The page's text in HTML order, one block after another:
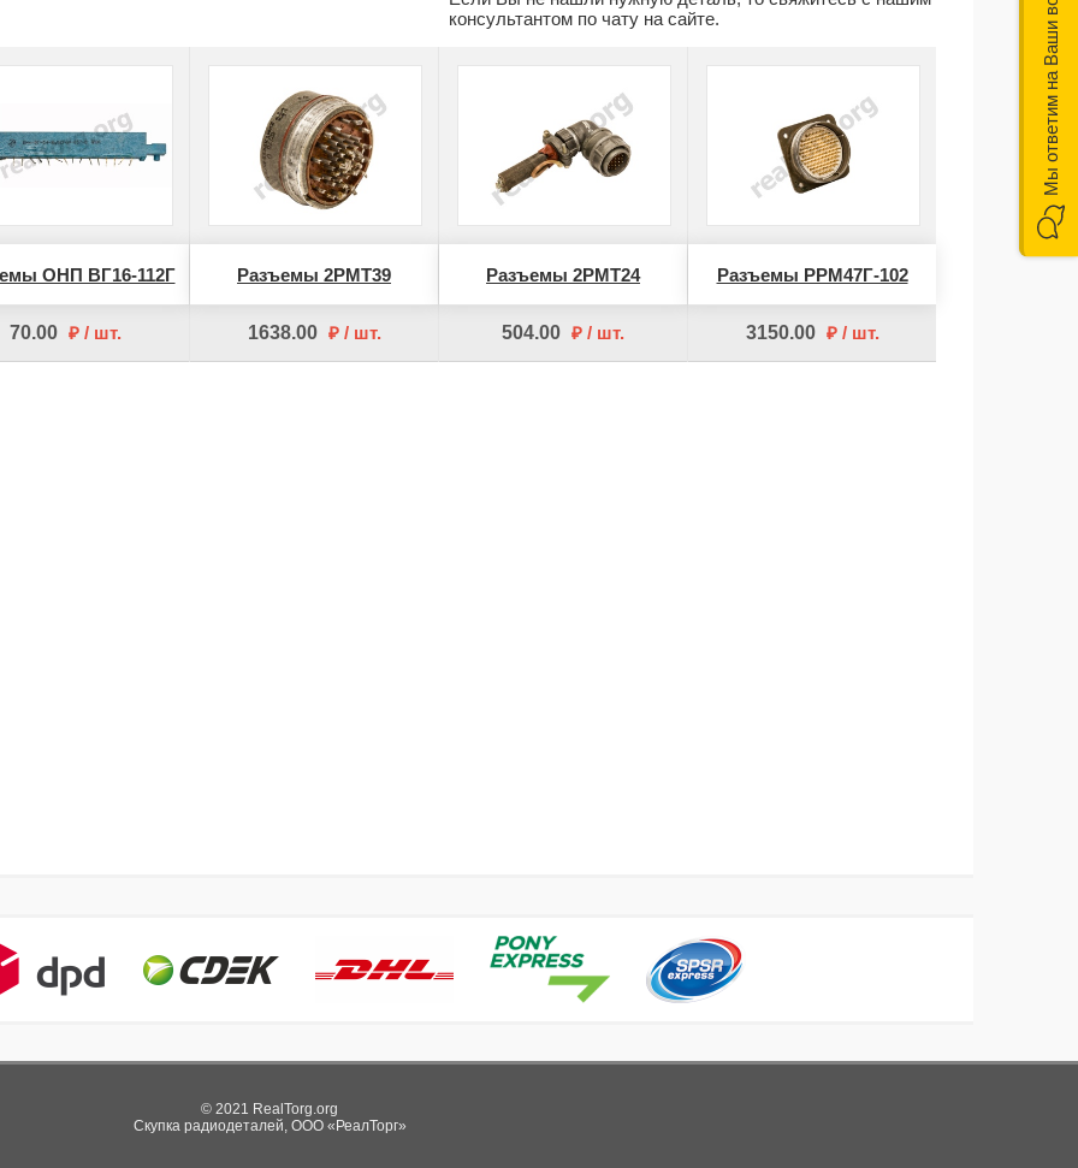
консультантом по чату на сайте.
ОНП ВГ16-112Г
70.00 шт
Разъемы 2РМТ39
1638.00 шт
Разъемы 2РМТ24
504.00 шт
Разъемы РРМ47Г-102
3150.00 шт
© 2021 RealTorg.org
Скупка радиодеталей, ООО «РеалТорг»
Мы ответим на Ваши вопросы